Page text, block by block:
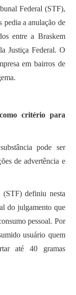
Federal (STF),
pedia a anulação de
entre a Braskem
Justiça Federal. O
em bairros de
critério para
pode ser
de advertência e
definiu nesta
do julgamento que
pessoal. Por
usuário quem
até 40 gramas